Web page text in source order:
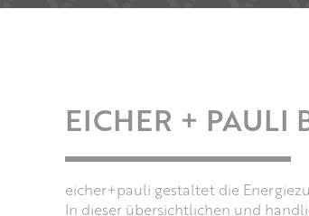
EICHER + PAULI
eicher+pauli gestaltet die
In dieser übersichtlichen und